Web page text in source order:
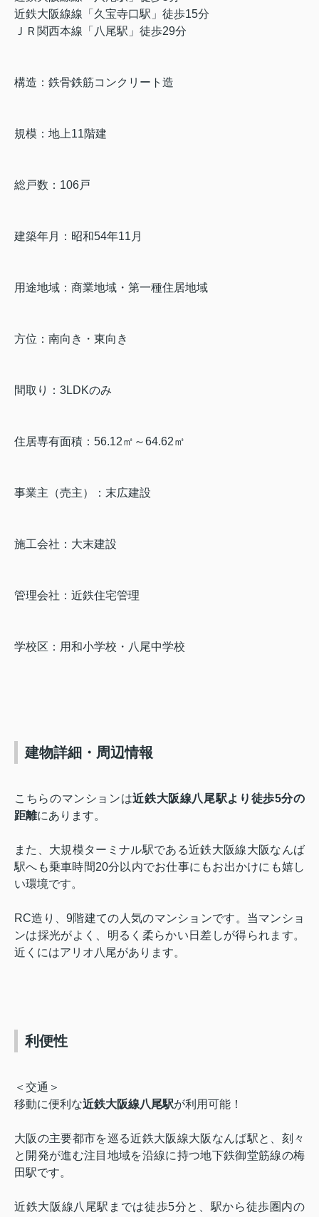
近鉄大阪線線「久宝寺口駅」徒歩15分
ＪＲ関西本線「八尾駅」徒歩29分
構造：鉄骨鉄筋コンクリート造
規模：地上11階建
総戸数：106戸
建築年月：昭和54年11月
用途地域：商業地域・第一種住居地域
方位：南向き・東向き
間取り：3LDKのみ
住居専有面積：56.12㎡～64.62㎡
事業主（売主）：末広建設
施工会社：大末建設
管理会社：近鉄住宅管理
学校区：用和小学校・八尾中学校
建物詳細・周辺情報
こちらのマンションは近鉄大阪線八尾駅より徒歩5分の
距離にあります。
また、大規模ターミナル駅である近鉄大阪線大阪なんば
駅へも乗車時間20分以内でお仕事にもお出かけにも嬉し
い環境です。
RC造り、9階建ての人気のマンションです。当マンショ
ンは採光がよく、明るく柔らかい日差しが得られます。
近くにはアリオ八尾があります。
利便性
＜交通＞
移動に便利な近鉄大阪線八尾駅が利用可能！
大阪の主要都市を巡る近鉄大阪線大阪なんば駅と、刻々
と開発が進む注目地域を沿線に持つ地下鉄御堂筋線の梅
田駅です。
近鉄大阪線八尾駅までは徒歩5分と、駅から徒歩圏内の